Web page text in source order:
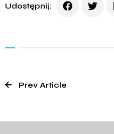
Udostępnij:
Prev Article